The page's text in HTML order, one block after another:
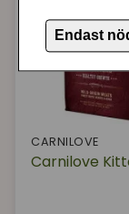
Endast
CARNILOVE
Carnilove